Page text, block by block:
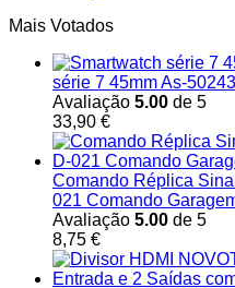
Mais Votados
série 7 45mm As-50243
Avaliação 5.00 de 5
33,90 €
Comando Réplica
021 Comando
Avaliação 5.00 de 5
8,75 €